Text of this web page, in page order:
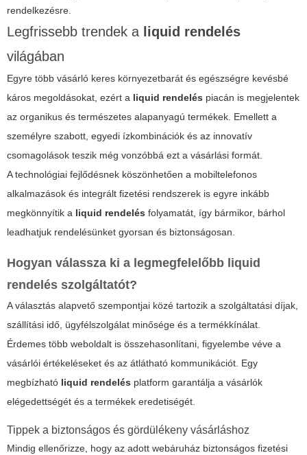
rendelkezésre.
Legfrissebb trendek a liquid rendelés
világában
Egyre több vásárló keres környezetbarát és egészségre kevésbé
káros megoldásokat, ezért a liquid rendelés piacán is megjelentek
az organikus és természetes alapanyagú termékek. Emellett a
személyre szabott, egyedi ízkombinációk és az innovatív
csomagolások teszik még vonzóbbá ezt a vásárlási formát.
A technológiai fejlődésnek köszönhetően a mobiltelefonos
alkalmazások és integrált fizetési rendszerek is egyre inkább
megkönnyítik a liquid rendelés folyamatát, így bármikor, bárhol
leadhatjuk rendelésünket gyorsan és biztonságosan.
Hogyan válassza ki a legmegfelelőbb liquid
rendelés szolgáltatót?
A választás alapvető szempontjai közé tartozik a szolgáltatási díjak,
szállítási idő, ügyfélszolgálat minősége és a termékkínálat.
Érdemes több weboldalt is összehasonlítani, figyelembe véve a
vásárlói értékeléseket és az átlátható kommunikációt. Egy
megbízható liquid rendelés platform garantálja a vásárlók
elégedettségét és a termékek eredetiségét.
Tippek a biztonságos és gördülékeny vásárláshoz
Mindig ellenőrizze, hogy az adott webáruház biztonságos fizetési